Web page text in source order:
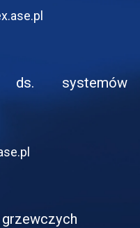
ds. systemów